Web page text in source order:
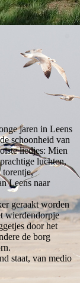
jaren in Leens
schoonheid van
liedjes: Mien
luchten,
torentje,
Leens naar
geraakt worden
wierdendorpje
door het
de borg
staat, van medio